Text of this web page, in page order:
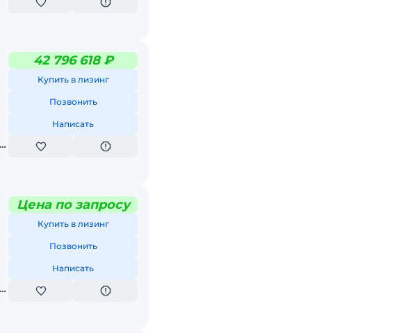
42 796 618 ₽
Купить в лизинг
Позвонить
Написать
Цена по запросу
Купить в лизинг
Позвонить
Написать